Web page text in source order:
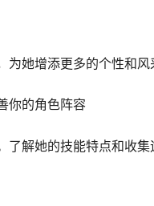
她增添更多的个性和风
你的角色阵容
解她的技能特点和收集